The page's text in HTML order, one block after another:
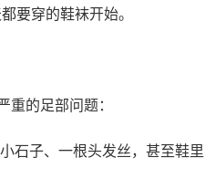
要穿的鞋袜开始。
重的足部问题：
石子、一根头发丝，甚至鞋